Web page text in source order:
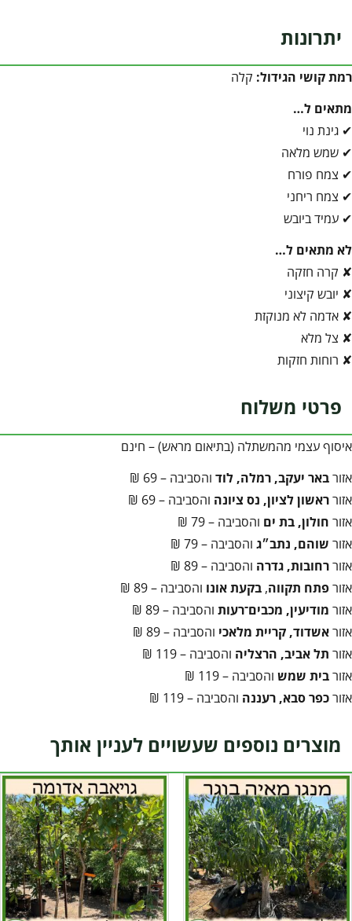
יתרונות
רמת קושי הגידול: קלה
מתאים ל…
✔ גינת נוי
✔ שמש מלאה
✔ צמח פורח
✔ צמח ריחני
✔ עמיד ביובש
לא מתאים ל…
✘ קרה חזקה
✘ יובש קיצוני
✘ אדמה לא מנוקזת
✘ צל מלא
✘ רוחות חזקות
פרטי משלוח
איסוף עצמי מהמשתלה (בתיאום מראש) – חינם
אזורבאר יעקב, רמלה, לוד והסביבה – 69 ₪
אזורראשון לציון, נס ציונה והסביבה – 69 ₪
אזור חולון, בת ים והסביבה – 79 ₪
אזור שוהם, נתב״ג והסביבה – 79 ₪
אזוררחובות, גדרה והסביבה – 89 ₪
אזורפתח תקווה, בקעת אונו והסביבה – 89 ₪
אזור מודיעין, מכבים־רעות והסביבה – 89 ₪
אזוראשדוד, קריית מלאכי והסביבה – 89 ₪
אזור תל אביב, הרצליה והסביבה – 119 ₪
אזורבית שמש והסביבה – 119 ₪
אזורכפר סבא, רעננה והסביבה – 119 ₪
מוצרים נוספים שעשויים לעניין אותך